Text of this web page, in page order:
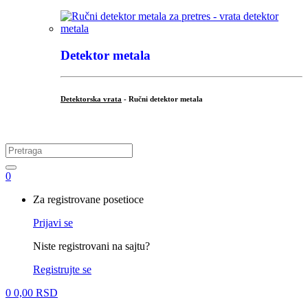
Detektor metala
Detektorska vrata - Ručni detektor metala
Search
for:
0
Za registrovane posetioce
Prijavi se
Niste registrovani na sajtu?
Registrujte se
0 0,00 RSD